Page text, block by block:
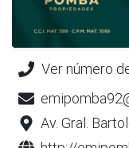
Ver número
Av. Gral.